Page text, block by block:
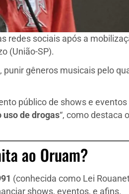
redes sociais após a
(União-SP).
gêneros musicais pelo
público de shows e eventos
de drogas“, como destaca
ao Oruam?
(conhecida como Lei
shows, eventos, e afins.